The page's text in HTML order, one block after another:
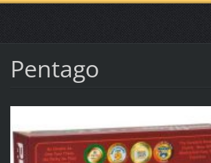
Pentago